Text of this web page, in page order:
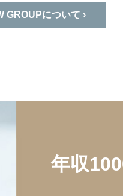
GROUPについて ›
年収